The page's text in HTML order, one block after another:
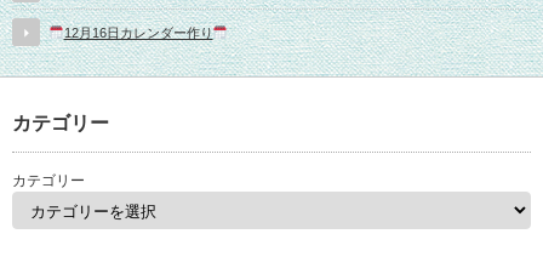
12月16日カレンダー作り
カテゴリー
カテゴリー